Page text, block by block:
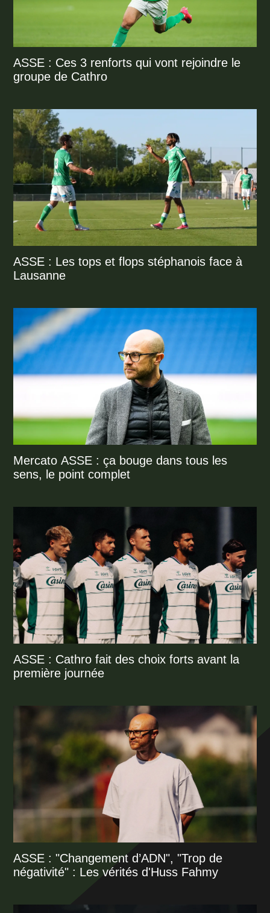
ASSE : Ces 3 renforts qui vont rejoindre le
groupe de Cathro
ASSE : Les tops et flops stéphanois face à
Lausanne
Mercato ASSE : ça bouge dans tous les
sens, le point complet
ASSE : Cathro fait des choix forts avant la
première journée
ASSE : "Changement d’ADN", "Trop de
négativité" : Les vérités d'Huss Fahmy